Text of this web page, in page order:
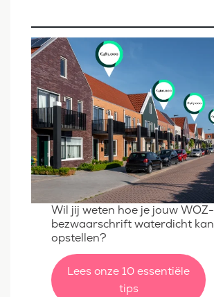
Wil jij weten hoe je jouw WOZ-
bezwaarschrift waterdicht kan
opstellen?
Lees onze 10 essentiële
tips